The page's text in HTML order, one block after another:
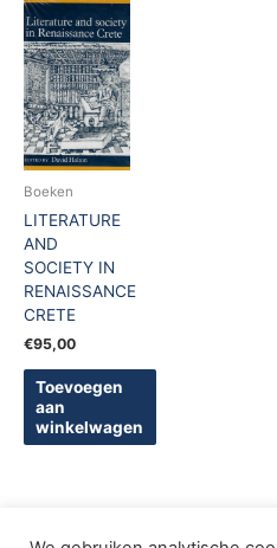
Boeken
LITERATURE
AND
SOCIETY IN
RENAISSANCE
CRETE
€95,00
Toevoegen
aan
winkelwagen